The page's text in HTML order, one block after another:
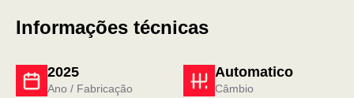
Informações técnicas
2025
Ano / Fabricação
Automatico
Câmbio